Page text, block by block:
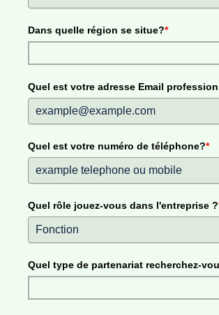
Dans quelle région se situe?*
Quel est votre adresse Email
Quel est votre numéro de téléphone?*
Quel rôle jouez-vous dans l'entreprise ?
Quel type de partenariat recherchez-